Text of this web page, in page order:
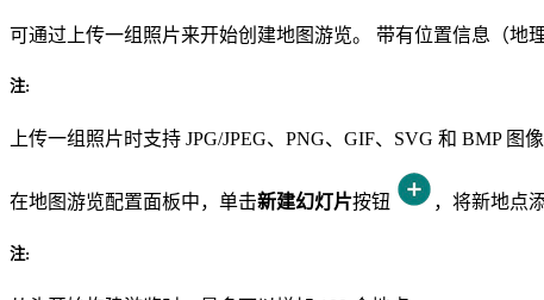
可通过上传一组照片来开始创建地图游览。 带有位置信息（地
注:
上传一组照片时支持 JPG/JPEG、PNG、GIF、SVG 和 BMP 图
在地图游览配置面板中，单击新建幻灯片按钮 ，将新地点
注: